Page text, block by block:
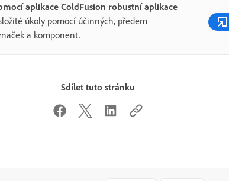
aplikace ColdFusion robustní aplikace
úkoly pomocí účinných, předem
a komponent.
Sdílet tuto stránku